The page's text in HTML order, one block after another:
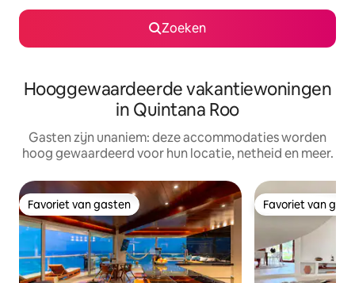
Zoeken
Hooggewaardeerde vakantiewoningen
in Quintana Roo
Gasten zijn unaniem: deze accommodaties worden
hoog gewaardeerd voor hun locatie, netheid en meer.
Favoriet van gasten
Favoriet van gasten Favoriet van
Favoriet van